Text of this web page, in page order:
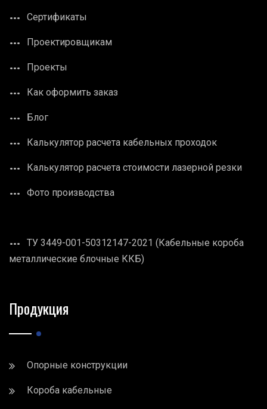
Сертификаты
Проектировщикам
Проекты
Как оформить заказ
Блог
Калькулятор расчета кабельных проходок
Калькулятор расчета стоимости лазерной резки
Фото производства
ТУ 3449-001-50312147-2021 (Кабельные короба
металлические блочные ККБ)
Продукция
Опорные конструкции
Короба кабельные